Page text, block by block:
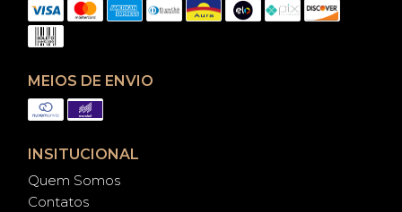
MEIOS DE ENVIO
INSITUCIONAL
Quem Somos
Contatos